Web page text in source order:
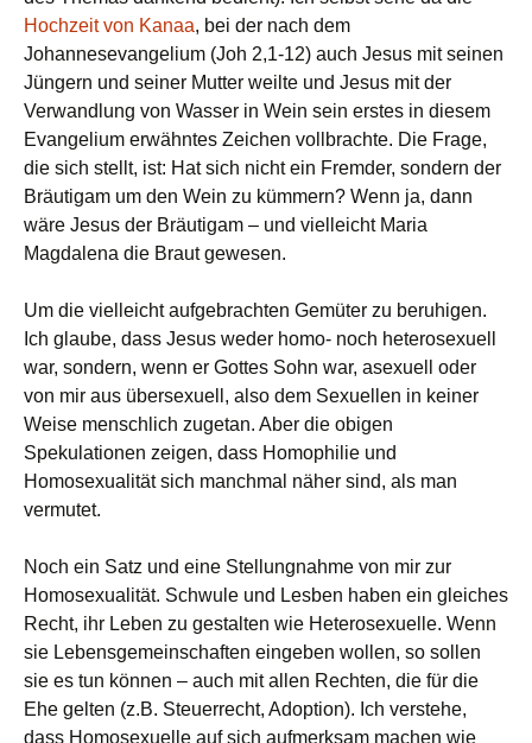
Hochzeit von Kanaa, bei der nach dem
Johannesevangelium (Joh 2,1-12) auch Jesus mit seinen
Jüngern und seiner Mutter weilte und Jesus mit der
Verwandlung von Wasser in Wein sein erstes in diesem
Evangelium erwähntes Zeichen vollbrachte. Die Frage,
die sich stellt, ist: Hat sich nicht ein Fremder, sondern der
Bräutigam um den Wein zu kümmern? Wenn ja, dann
wäre Jesus der Bräutigam – und vielleicht Maria
Magdalena die Braut gewesen.
Um die vielleicht aufgebrachten Gemüter zu beruhigen.
Ich glaube, dass Jesus weder homo- noch heterosexuell
war, sondern, wenn er Gottes Sohn war, asexuell oder
von mir aus übersexuell, also dem Sexuellen in keiner
Weise menschlich zugetan. Aber die obigen
Spekulationen zeigen, dass Homophilie und
Homosexualität sich manchmal näher sind, als man
vermutet.
Noch ein Satz und eine Stellungnahme von mir zur
Homosexualität. Schwule und Lesben haben ein gleiches
Recht, ihr Leben zu gestalten wie Heterosexuelle. Wenn
sie Lebensgemeinschaften eingeben wollen, so sollen
sie es tun können – auch mit allen Rechten, die für die
Ehe gelten (z.B. Steuerrecht, Adoption). Ich verstehe,
dass Homosexuelle auf sich aufmerksam machen wie